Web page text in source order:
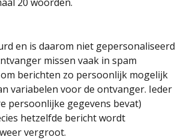
en is daarom niet gepersonaliseerd
missen vaak in spam
berichten zo persoonlijk mogelijk
variabelen voor de ontvanger. Ieder
persoonlijke gegevens bevat)
hetzelfde bericht wordt
vergroot.